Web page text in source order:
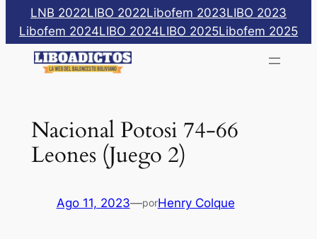
Saltar
contenido
LNB 2022LIBO 2022Libofem 2023LIBO 2023
Libofem 2024LIBO 2024LIBO 2025Libofem 2025
Nacional Potosi 74-66
Leones (Juego 2)
Ago 11, 2023—porHenry Colque